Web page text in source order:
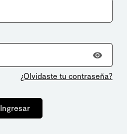
¿Olvidaste tu contraseña?
Ingresar